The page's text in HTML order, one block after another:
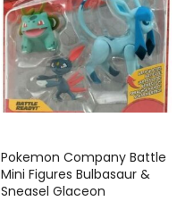
Pokemon Company Battle
Mini Figures Bulbasaur &
Sneasel Glaceon